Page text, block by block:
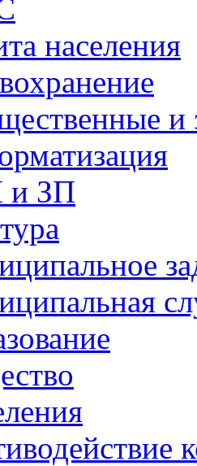
населения
и
ЗП